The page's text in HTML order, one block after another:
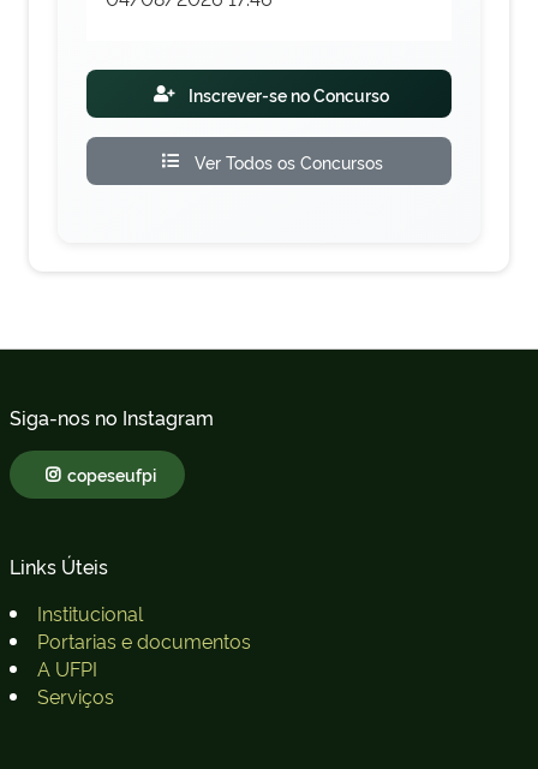
Inscrever-se no Concurso
Ver Todos os Concursos
Siga-nos no Instagram
copeseufpi
Links Úteis
Institucional
Portarias e documentos
A UFPI
Serviços